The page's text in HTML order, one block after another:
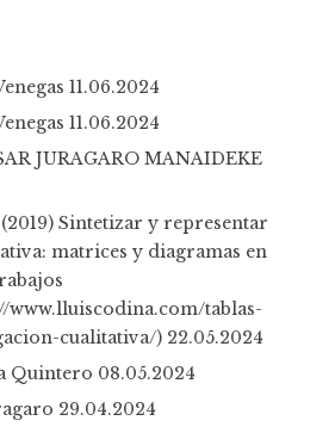
11.06.2024
11.06.2024
JURAGARO MANAIDEKE
Sintetizar y representar
matrices y diagramas en
www.lluiscodina.com/tablas-
cualitativa/) 22.05.2024
Quintero 08.05.2024
29.04.2024